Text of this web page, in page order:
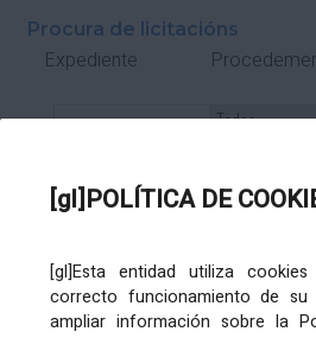
[gl]POLÍTICA DE
[gl]Esta entidad utiliza
correcto funcionamiento de
ampliar información sobre la
Procura de licitacións
Expediente
Subcontrato
Órgano de contratación